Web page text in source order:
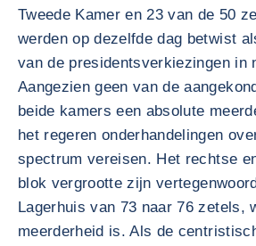
Tweede Kamer en 23 van de 50
werden op dezelfde dag betwist
van de presidentsverkiezingen in
Aangezien geen van de
beide kamers een absolute
het regeren onderhandelingen
spectrum vereisen. Het rechtse
blok vergrootte zijn
Lagerhuis van 73 naar 76 zetels,
meerderheid is. Als de